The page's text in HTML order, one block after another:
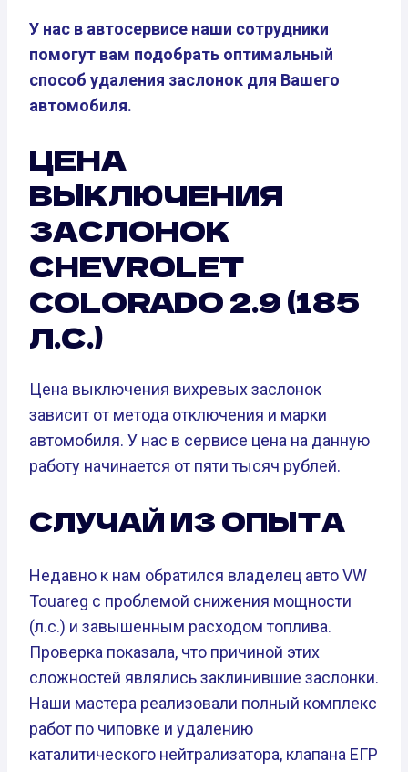
У нас в автосервисе наши сотрудники
помогут вам подобрать оптимальный
способ удаления заслонок для Вашего
автомобиля.
ЦЕНА
ВЫКЛЮЧЕНИЯ
ЗАСЛОНОК
CHEVROLET
COLORADO 2.9 (185
Л.С.)
Цена выключения вихревых заслонок
зависит от метода отключения и марки
автомобиля. У нас в сервисе цена на данную
работу начинается от пяти тысяч рублей.
СЛУЧАЙ ИЗ ОПЫТА
Недавно к нам обратился владелец авто VW
Touareg с проблемой снижения мощности
(л.с.) и завышенным расходом топлива.
Проверка показала, что причиной этих
сложностей являлись заклинившие заслонки.
Наши мастера реализовали полный комплекс
работ по чиповке и удалению
каталитического нейтрализатора, клапана ЕГР